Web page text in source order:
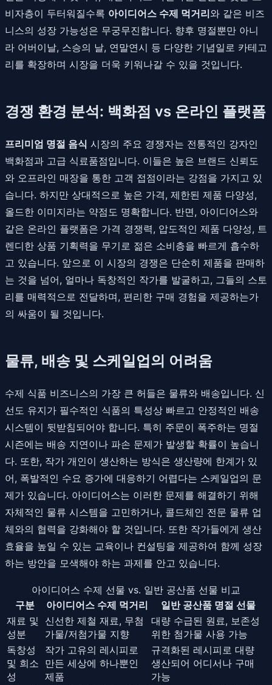
비자층이 두터워질수록 아이디어스 수제 먹거리와 같은 비즈
니스의 성장 가능성은 무궁무진합니다. 향후 명절뿐만 아니
라 어버이날, 스승의 날, 연말연시 등 다양한 기념일로 카테고
리를 확장하며 시장을 더욱 키워나갈 수 있을 것입니다.
경쟁 환경 분석: 백화점 vs 온라인 플랫폼
프리미엄 명절 음식 시장의 주요 경쟁자는 전통적인 강자인
백화점과 고급 식료품점입니다. 이들은 높은 브랜드 신뢰도
와 오프라인 매장을 통한 고객 접점이라는 강점을 가지고 있
습니다. 하지만 상대적으로 높은 가격, 제한된 제품 다양성,
올드한 이미지라는 약점도 명확합니다. 반면, 아이디어스와
같은 온라인 플랫폼은 가격 경쟁력, 압도적인 제품 다양성, 트
렌디한 상품 기획력을 무기로 젊은 소비층을 빠르게 흡수하
고 있습니다. 앞으로 이 시장의 경쟁은 단순히 제품을 판매하
는 것을 넘어, 얼마나 독창적인 작가를 발굴하고, 그들의 스토
리를 매력적으로 전달하며, 편리한 구매 경험을 제공하는가
의 싸움이 될 것입니다.
물류, 배송 및 스케일업의 어려움
수제 식품 비즈니스의 가장 큰 허들은 물류와 배송입니다. 신
선도 유지가 필수적인 식품의 특성상 빠르고 안정적인 배송
시스템이 뒷받침되어야 합니다. 특히 주문이 폭주하는 명절
시즌에는 배송 지연이나 파손 문제가 발생할 확률이 높습니
다. 또한, 작가 개인이 생산하는 방식은 생산량에 한계가 있
어, 폭발적인 수요 증가에 대응하기 어렵다는 스케일업의 문
제가 있습니다. 아이디어스는 이러한 문제를 해결하기 위해
자체적인 물류 시스템을 고민하거나, 콜드체인 전문 물류 업
체와의 협력을 강화해야 할 것입니다. 또한 작가들에게 생산
효율을 높일 수 있는 교육이나 컨설팅을 제공하여 함께 성장
하는 방안을 모색해야 하는 과제를 안고 있습니다.
아이디어스 수제 선물 vs. 일반 공산품 선물 비교
구분
아이디어스 수제 먹거리
일반 공산품 명절 선물
재료 및
성분
신선한 제철 재료, 무첨
가물/저첨가물 지향
대량 수급된 원료, 보존성
위한 첨가물 사용 가능
독창성
및 희소
성
작가 고유의 레시피로
만든 세상에 하나뿐인
제품
규격화된 레시피로 대량
생산되어 어디서나 구매
가능